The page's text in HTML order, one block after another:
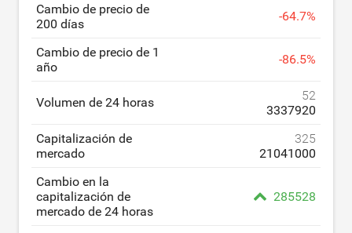
Cambio de precio de
200 días
-64.7%
Cambio de precio de 1
año
-86.5%
Volumen de 24 horas
52
3337920
Capitalización de
mercado
325
21041000
Cambio en la
capitalización de
mercado de 24 horas
285528